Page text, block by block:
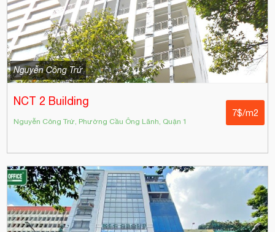
Nguyễn Công Trứ
NCT 2 Building
Nguyễn Công Trứ, Phường Cầu Ông Lãnh, Quận 1
7$/m2